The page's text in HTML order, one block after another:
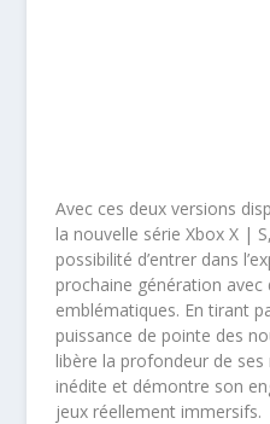
Avec ces deux versions
la nouvelle série Xbox X |
possibilité d’entrer dans
prochaine génération avec
emblématiques. En tirant
puissance de pointe des
libère la profondeur de
inédite et démontre son
jeux réellement immersifs.